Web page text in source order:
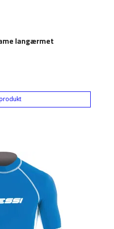
langærmet